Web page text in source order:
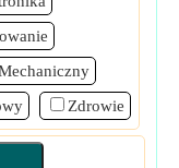
Zdrowie